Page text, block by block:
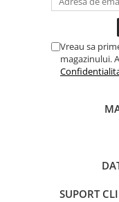
iPhone 8
iPhone 7 Plus
Vreau sa
magazinului.
SUPORT